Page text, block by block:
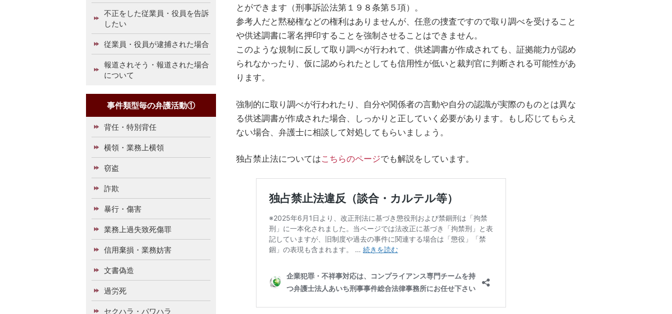
とができます（刑事訴訟法第１９８条第５項）。
参考人だと黙秘権などの権利はありませんが、任意の捜査ですので取り調べを受けること
や供述調書に署名押印することを強制させることはできません。
このような規制に反して取り調べが行われて、供述調書が作成されても、証拠能力が認め
られなかったり、仮に認められたとしても信用性が低いと裁判官に判断される可能性があ
ります。
強制的に取り調べが行われたり、自分や関係者の言動や自分の認識が実際のものとは異な
る供述調書が作成された場合、しっかりと正していく必要があります。もし応じてもらえ
ない場合、弁護士に相談して対処してもらいましょう。
独占禁止法についてはこちらのページでも解説をしています。
不正をした従業員・役員を告訴
したい
従業員・役員が逮捕された場合
報道されそう・報道された場合
について
事件類型毎の弁護活動①
背任・特別背任
横領・業務上横領
窃盗
詐欺
暴行・傷害
業務上過失致死傷罪
信用棄損・業務妨害
文書偽造
過労死
セクハラ・パワハラ